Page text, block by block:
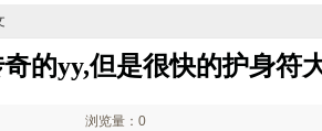
的yy,但是很快的护身符
浏览量：0